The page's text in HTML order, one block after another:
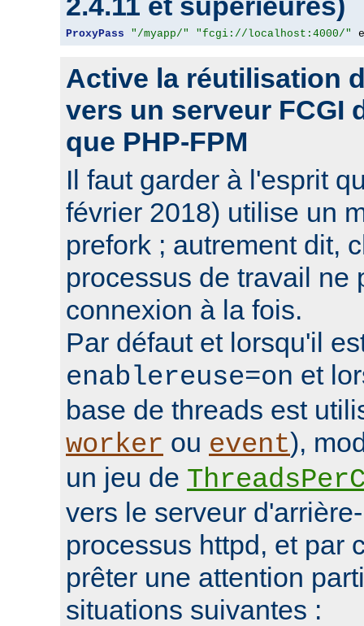
ProxyPass "/myapp/" "fcgi://localhost:4000/"
Active la réutilisation
vers un serveur FCGI
que PHP-FPM
Il faut garder à l'esprit
février 2018) utilise un
prefork ; autrement dit,
processus de travail ne
connexion à la fois.
Par défaut et lorsqu'il
enablereuse=on et
base de threads est
worker ou event),
un jeu de
vers le serveur
processus httpd, et par
prêter une attention
situations suivantes :